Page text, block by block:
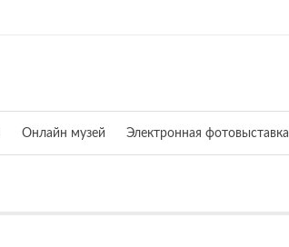
Онлайн музей Электронная фотовыставка